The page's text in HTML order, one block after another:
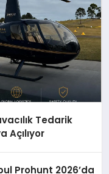
Tedarik
Açılıyor
Prohunt 2026’da